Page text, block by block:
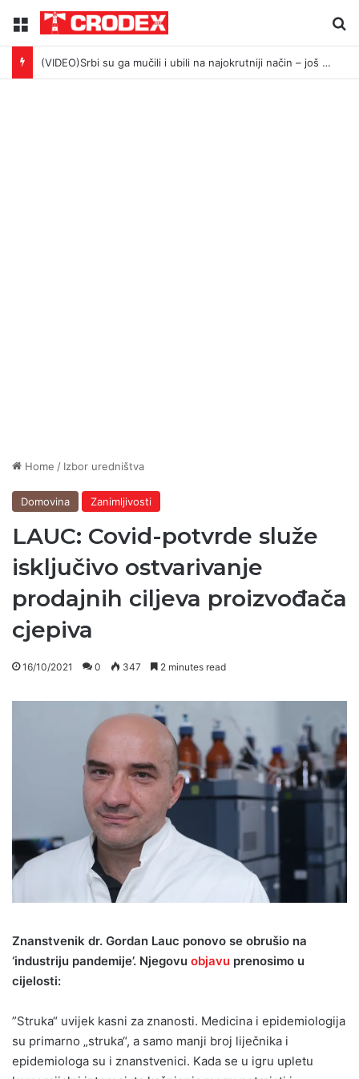
Menu
(VIDEO)Srbi su ga mučili i ubili na najokrutniji način – još živom spalili su mu tijelo pred ostalim zarobljenicima logora u Dalju!
Home / Izbor uredništva
Domovina Zanimljivosti
LAUC: Covid-potvrde služe
isključivo ostvarivanje
prodajnih ciljeva proizvođača
cjepiva
16/10/2021 0 347 2 minutes read
Znanstvenik dr. Gordan Lauc ponovo se obrušio na
‘industriju pandemije’. Njegovu objavu prenosimo u
cijelosti:
”Struka“ uvijek kasni za znanosti. Medicina i epidemiologija
su primarno „struka“, a samo manji broj liječnika i
epidemiologa su i znanstvenici. Kada se u igru upletu